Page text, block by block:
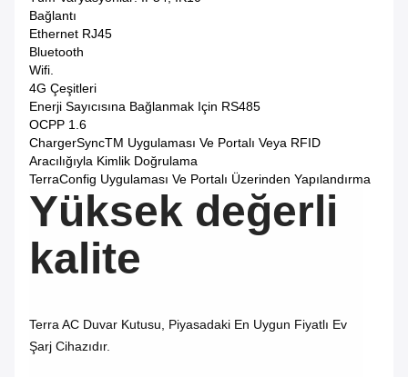
Bağlantı
Ethernet RJ45
Bluetooth
Wifi.
4G Çeşitleri
Enerji Sayıcısına Bağlanmak Için RS485
OCPP 1.6
ChargerSyncTM Uygulaması Ve Portalı Veya RFID
Aracılığıyla Kimlik Doğrulama
TerraConfig Uygulaması Ve Portalı Üzerinden Yapılandırma
Yüksek değerli
kalite
Terra AC Duvar Kutusu, Piyasadaki En Uygun Fiyatlı Ev
Şarj Cihazıdır.